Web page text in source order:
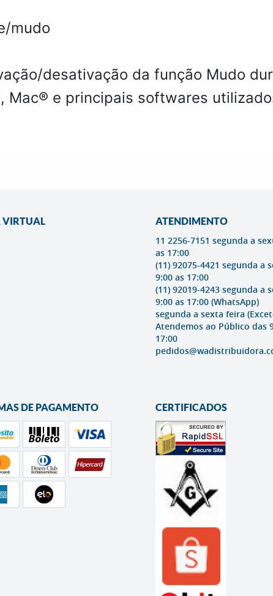
mudo
desativação da função Mudo
Mac® e principais softwares
VIRTUAL ATENDIMENTO
11 2256-7151 segunda a
as 17:00
(11) 92075-4421 segunda a
9:00 as 17:00
(11) 92019-4243 segunda a
9:00 as 17:00 (WhatsApp)
segunda a sexta feira
Atendemos ao Público das
17:00
DE PAGAMENTO CERTIFICADOS